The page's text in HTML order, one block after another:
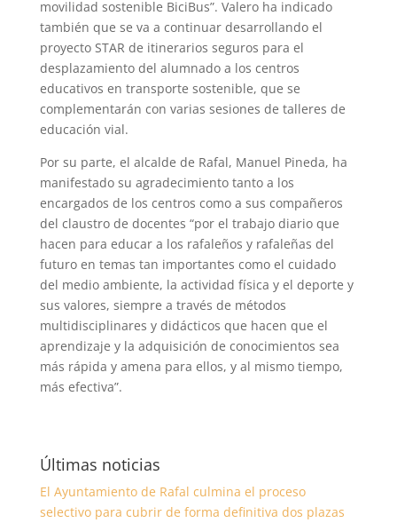
movilidad sostenible BiciBus”. Valero ha indicado
también que se va a continuar desarrollando el
proyecto STAR de itinerarios seguros para el
desplazamiento del alumnado a los centros
educativos en transporte sostenible, que se
complementarán con varias sesiones de talleres de
educación vial.
Por su parte, el alcalde de Rafal, Manuel Pineda, ha
manifestado su agradecimiento tanto a los
encargados de los centros como a sus compañeros
del claustro de docentes “por el trabajo diario que
hacen para educar a los rafaleños y rafaleñas del
futuro en temas tan importantes como el cuidado
del medio ambiente, la actividad física y el deporte y
sus valores, siempre a través de métodos
multidisciplinares y didácticos que hacen que el
aprendizaje y la adquisición de conocimientos sea
más rápida y amena para ellos, y al mismo tiempo,
más efectiva”.
Últimas noticias
El Ayuntamiento de Rafal culmina el proceso
selectivo para cubrir de forma definitiva dos plazas